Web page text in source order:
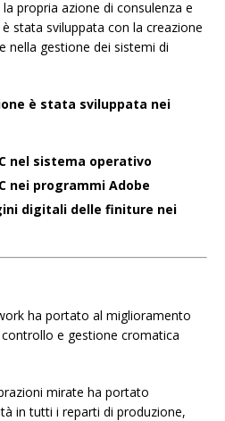
propria azione di consulenza e
stata sviluppata con la creazione
nella gestione dei sistemi di
è stata sviluppata nei
nel sistema operativo
nei programmi Adobe
digitali delle finiture nei
ha portato al miglioramento
e gestione cromatica
mirate ha portato
in tutti i reparti di produzione,